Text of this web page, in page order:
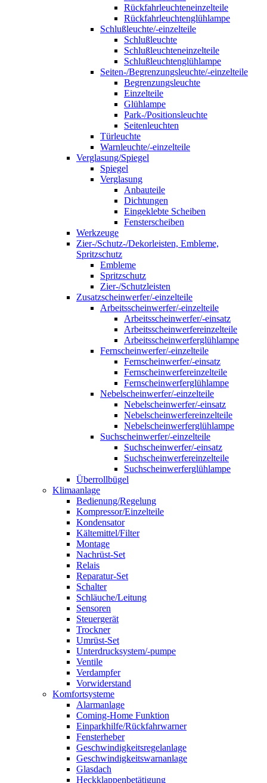
Rückfahrleuchteneinzelteile
Rückfahrleuchtenglühlampe
Schlußleuchte/-einzelteile
Schlußleuchte
Schlußleuchteneinzelteile
Schlußleuchtenglühlampe
Seiten-/Begrenzungsleuchte/-einzelteile
Begrenzungsleuchte
Einzelteile
Glühlampe
Park-/Positionsleuchte
Seitenleuchten
Türleuchte
Warnleuchte/-einzelteile
Verglasung/Spiegel
Spiegel
Verglasung
Anbauteile
Dichtungen
Eingeklebte Scheiben
Fensterscheiben
Werkzeuge
Zier-/Schutz-/Dekorleisten, Embleme,
Spritzschutz
Embleme
Spritzschutz
Zier-/Schutzleisten
Zusatzscheinwerfer/-einzelteile
Arbeitsscheinwerfer/-einzelteile
Arbeitsscheinwerfer/-einsatz
Arbeitsscheinwerfereinzelteile
Arbeitsscheinwerferglühlampe
Fernscheinwerfer/-einzelteile
Fernscheinwerfer/-einsatz
Fernscheinwerfereinzelteile
Fernscheinwerferglühlampe
Nebelscheinwerfer/-einzelteile
Nebelscheinwerfer/-einsatz
Nebelscheinwerfereinzelteile
Nebelscheinwerferglühlampe
Suchscheinwerfer/-einzelteile
Suchscheinwerfer/-einsatz
Suchscheinwerfereinzelteile
Suchscheinwerferglühlampe
Überrollbügel
Klimaanlage
Bedienung/Regelung
Kompressor/Einzelteile
Kondensator
Kältemittel/Filter
Montage
Nachrüst-Set
Relais
Reparatur-Set
Schalter
Schläuche/Leitung
Sensoren
Steuergerät
Trockner
Umrüst-Set
Unterdrucksystem/-pumpe
Ventile
Verdampfer
Vorwiderstand
Komfortsysteme
Alarmanlage
Coming-Home Funktion
Einparkhilfe/Rückfahrwarner
Fensterheber
Geschwindigkeitsregelanlage
Geschwindigkeitswarnanlage
Glasdach
Heckklappenbetätigung